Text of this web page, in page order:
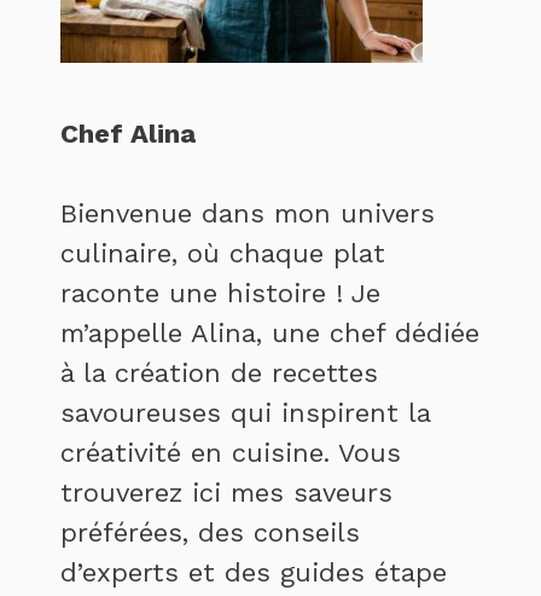
Chef Alina
Bienvenue dans mon univers
culinaire, où chaque plat
raconte une histoire ! Je
m’appelle Alina, une chef dédiée
à la création de recettes
savoureuses qui inspirent la
créativité en cuisine. Vous
trouverez ici mes saveurs
préférées, des conseils
d’experts et des guides étape